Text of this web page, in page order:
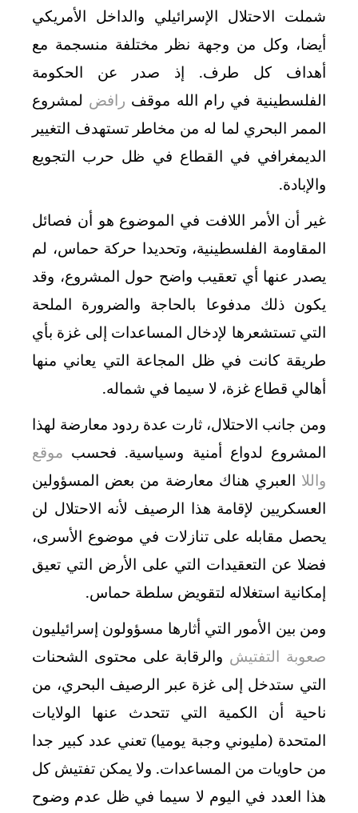
شملت الاحتلال الإسرائيلي والداخل الأمريكي
أيضا، وكل من وجهة نظر مختلفة منسجمة مع
أهداف كل طرف. إذ صدر عن الحكومة
الفلسطينية في رام الله موقف رافض لمشروع
الممر البحري لما له من مخاطر تستهدف التغيير
الديمغرافي في القطاع في ظل حرب التجويع
والإبادة.
غير أن الأمر اللافت في الموضوع هو أن فصائل
المقاومة الفلسطينية، وتحديدا حركة حماس، لم
يصدر عنها أي تعقيب واضح حول المشروع، وقد
يكون ذلك مدفوعا بالحاجة والضرورة الملحة
التي تستشعرها لإدخال المساعدات إلى غزة بأي
طريقة كانت في ظل المجاعة التي يعاني منها
أهالي قطاع غزة، لا سيما في شماله.
ومن جانب الاحتلال، ثارت عدة ردود معارضة لهذا
المشروع لدواع أمنية وسياسية. فحسب موقع
واللا العبري هناك معارضة من بعض المسؤولين
العسكريين لإقامة هذا الرصيف لأنه الاحتلال لن
يحصل مقابله على تنازلات في موضوع الأسرى،
فضلا عن التعقيدات التي على الأرض التي تعيق
إمكانية استغلاله لتقويض سلطة حماس.
ومن بين الأمور التي أثارها مسؤولون إسرائيليون
صعوبة التفتيش والرقابة على محتوى الشحنات
التي ستدخل إلى غزة عبر الرصيف البحري، من
ناحية أن الكمية التي تتحدث عنها الولايات
المتحدة (مليوني وجبة يوميا) تعني عدد كبير جدا
من حاويات من المساعدات. ولا يمكن تفتيش كل
هذا العدد في اليوم لا سيما في ظل عدم وضوح